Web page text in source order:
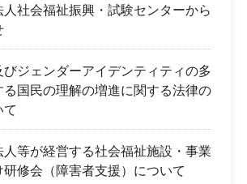
人社会福祉振興・試験センターから
びジェンダーアイデンティティの多
る国民の理解の増進に関する法律の
て
人等が経営する社会福祉施設・事業
研修会（障害者支援）について